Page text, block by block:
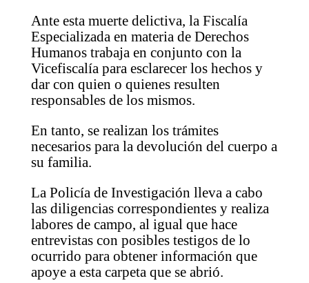
Ante esta muerte delictiva, la Fiscalía
Especializada en materia de Derechos
Humanos trabaja en conjunto con la
Vicefiscalía para esclarecer los hechos y
dar con quien o quienes resulten
responsables de los mismos.
En tanto, se realizan los trámites
necesarios para la devolución del cuerpo a
su familia.
La Policía de Investigación lleva a cabo
las diligencias correspondientes y realiza
labores de campo, al igual que hace
entrevistas con posibles testigos de lo
ocurrido para obtener información que
apoye a esta carpeta que se abrió.